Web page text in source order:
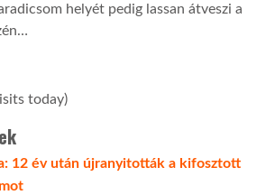
helyét pedig lassan átveszi a
today)
12 év után újranyitották a kifosztott